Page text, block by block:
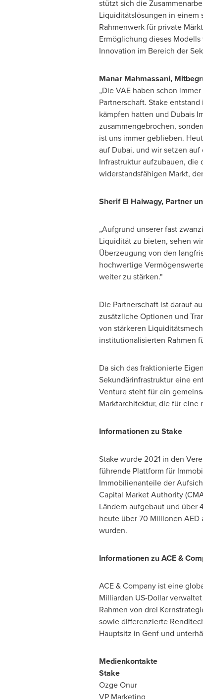
stützt sich die
Liquiditätslösungen in einem
Rahmenwerk für private
Ermöglichung dieses
Innovation im Bereich der
Manar Mahmassani,
„Die VAE haben schon
Partnerschaft. Stake
kämpfen hatten und Dubais
zusammengebrochen,
ist uns immer geblieben.
auf Dubai, und wir setzen
Infrastruktur aufzubauen, die
widerstandsfähigen Markt,
Sherif El Halwagy, Partner
„Aufgrund unserer fast
Liquidität zu bieten, sehen
Überzeugung von den
hochwertige
weiter zu stärken."
Die Partnerschaft ist darauf
zusätzliche Optionen und
von stärkeren
institutionalisierten Rahmen
Da sich das fraktionierte
Sekundärinfrastruktur eine
Venture steht für ein
Marktarchitektur, die für eine
Informationen zu Stake
Stake wurde 2021 in den
führende Plattform für
Immobilienanteile der
Capital Market Authority
Ländern aufgebaut und
heute über 70 Millionen
wurden.
Informationen zu ACE &
ACE & Company ist eine
Milliarden US-Dollar
Rahmen von drei
sowie differenzierte
Hauptsitz in Genf und
Medienkontakte
Stake
Ozge Onur